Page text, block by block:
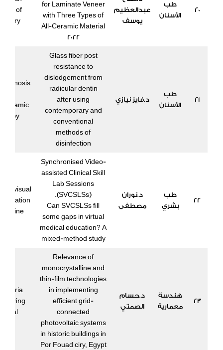
20
طب
الأسنان
عبدالعظيم
يوسف
for Laminate Veneer
with Three Types of
All-Ceramic Material
2022
of
21
طب
الأسنان
د.فايز نيازي
Glass fiber post
resistance to
dislodgement from
radicular dentin
after using
contemporary and
conventional
methods of
disinfection
22
طب
بشري
د.نوران
مصطفى
Synchronised Video-
assisted Clinical Skill
Lab Sessions
(SVCSLSs).
Can SVCSLSs fill
some gaps in virtual
medical education? A
mixed-method study
of visual
23
هندسة
معمارية
د.حسام
الصمتي
Relevance of
monocrystalline and
thin-film technologies
in implementing
efficient grid-
connected
photovoltaic systems
in historic buildings in
Por Fouad ciry, Egypt